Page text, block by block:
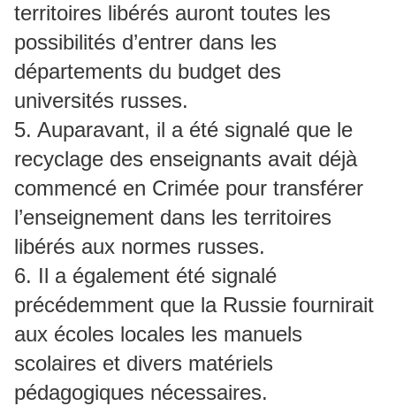
territoires libérés auront toutes les
possibilités d’entrer dans les
départements du budget des
universités russes.
5. Auparavant, il a été signalé que le
recyclage des enseignants avait déjà
commencé en Crimée pour transférer
l’enseignement dans les territoires
libérés aux normes russes.
6. Il a également été signalé
précédemment que la Russie fournirait
aux écoles locales les manuels
scolaires et divers matériels
pédagogiques nécessaires.